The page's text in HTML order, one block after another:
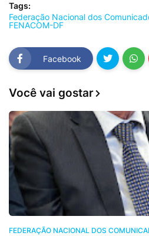
Tags:
Federação Nacional dos
FENACOM-DF
Facebook
Você vai gostar
FEDERAÇÃO NACIONAL DOS